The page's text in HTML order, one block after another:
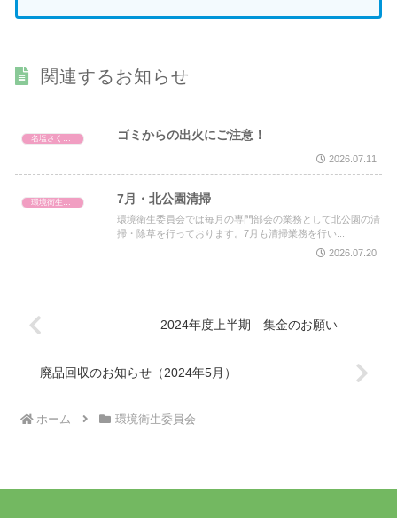
関連するお知らせ
名塩さくら台自治会 ゴミからの出火にご注意！
2026.07.11
環境衛生委員会 7月・北公園清掃
環境衛生委員会では毎月の専門部会の業務として北公園の清
掃・除草を行っております。7月も清掃業務を行い...
2026.07.20
2024年度上半期 集金のお願い
廃品回収のお知らせ（2024年5月）
ホーム 環境衛生委員会